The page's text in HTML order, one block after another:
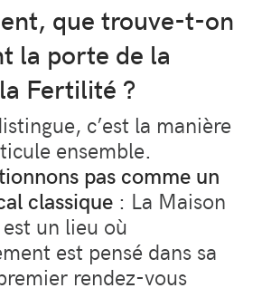
que trouve-t-on
la porte de la
Fertilité ?
c’est la manière
ensemble.
pas comme un
classique : La Maison
un lieu où
est pensé dans sa
rendez-vous